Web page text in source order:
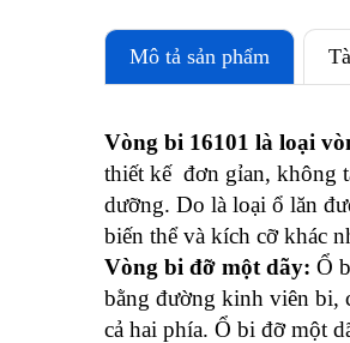
Mô tả sản phẩm
Vòng bi 16101 là loại
thiết kế đơn gỉan, không
dưỡng. Do là loại ổ lăn
biến thể và kích cỡ khác
Vòng bi đỡ một dãy: Ổ
bằng đường kinh viên bi,
cả hai phía. Ổ bi đỡ một